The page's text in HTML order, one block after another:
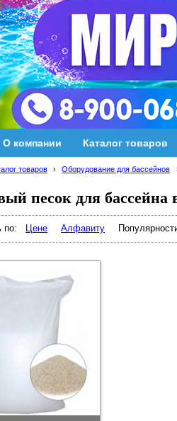
О компании Каталог товаров
товаров › Оборудование для бассейнов
песок для бассейна
по: Цене Алфавиту